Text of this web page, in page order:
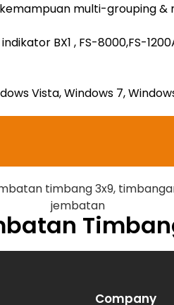
multi-grouping
BX1 , FS-8000,FS-
Vista, Windows 7,
Company